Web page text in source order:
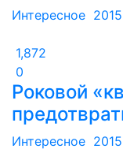
Интересное
1,872
0
Роковой
Интересное